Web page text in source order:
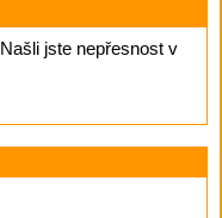
Našli jste nepřesnost v